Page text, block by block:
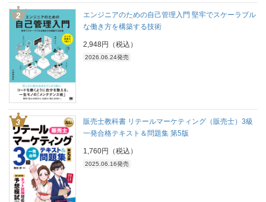
エンジニアのための自己管理入門 堅牢でスケーラブル
な働き方を構築する技術
2,948円（税込）
2026.06.24発売
販売士教科書 リテールマーケティング（販売士）3級
一発合格テキスト＆問題集 第5版
1,760円（税込）
2025.06.16発売